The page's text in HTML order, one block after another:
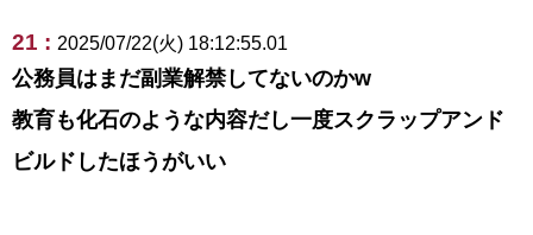
21 : 2025/07/22(火) 18:12:55.01
公務員はまだ副業解禁してないのかw
教育も化石のような内容だし一度スクラップアンド
ビルドしたほうがいい